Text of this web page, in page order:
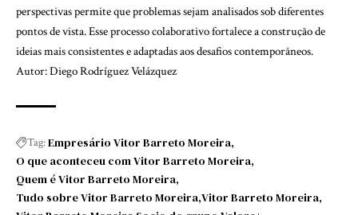
perspectivas permite que problemas sejam analisados sob diferentes
pontos de vista. Esse processo colaborativo fortalece a construção de
ideias mais consistentes e adaptadas aos desafios contemporâneos.
Autor: Diego Rodríguez Velázquez
Tag:Empresário Vitor Barreto Moreira
O que aconteceu com Vitor Barreto Moreira
Quem é Vitor Barreto Moreira
Tudo sobre Vitor Barreto Moreira Vitor Barreto Moreira